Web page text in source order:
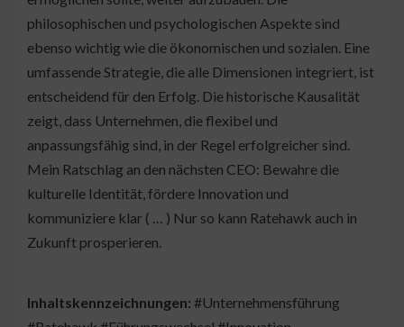
philosophischen und psychologischen Aspekte sind
ebenso wichtig wie die ökonomischen und sozialen. Eine
umfassende Strategie, die alle Dimensionen integriert, ist
entscheidend für den Erfolg. Die historische Kausalität
zeigt, dass Unternehmen, die flexibel und
anpassungsfähig sind, in der Regel erfolgreicher sind.
Mein Ratschlag an den nächsten CEO: Bewahre die
kulturelle Identität, fördere Innovation und
kommuniziere klar ( … ) Nur so kann Ratehawk auch in
Zukunft prosperieren.
Inhaltskennzeichnungen: #Unternehmensführung